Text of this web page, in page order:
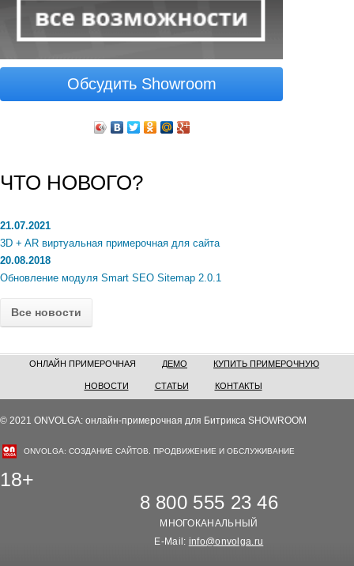
Обсудить Showroom
ЧТО НОВОГО?
21.07.2021
3D + AR виртуальная примерочная для сайта
20.08.2018
Обновление модуля Smart SEO Sitemap 2.0.1
Все новости
ОНЛАЙН ПРИМЕРОЧНАЯ ДЕМО КУПИТЬ ПРИМЕРОЧНУЮ
НОВОСТИ СТАТЬИ КОНТАКТЫ
© 2021 ONVOLGA: онлайн-примерочная для Битрикса SHOWROOM
ONVOLGA: СОЗДАНИЕ САЙТОВ. ПРОДВИЖЕНИЕ И ОБСЛУЖИВАНИЕ
18+
8 800 555 23 46
МНОГОКАНАЛЬНЫЙ
E-Mail: info@onvolga.ru